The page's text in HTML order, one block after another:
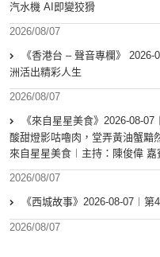
汽水機 AI即變狡猾
2026/08/07
《香港台 – 聲音專欄》
洲活出精彩人生
2026/08/07
《來自星星美食》2026-08-
酸甜燈影咕嚕肉，堂弄黃油蟹黯
來自星星美食︱主持：陳俊偉
2026/08/07
《西城故事》2026-08-07︱
2026/08/07